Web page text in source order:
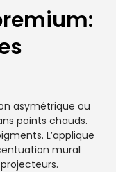
asymétrique ou
points chauds.
L’applique
mural